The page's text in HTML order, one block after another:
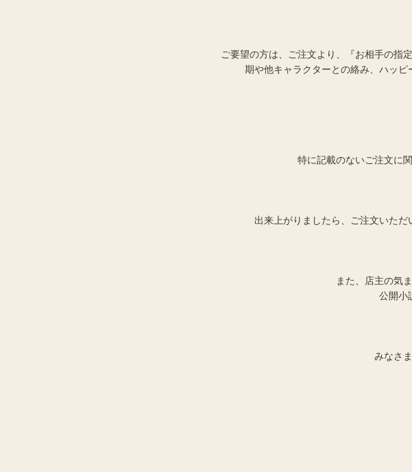
ご要望の方は、ご注文より、『お相手の指
期や他キャラクターとの絡み、ハッピ
特に記載のないご注文に
出来上がりましたら、ご注文いただ
また、店主の気
公開小
みなさ